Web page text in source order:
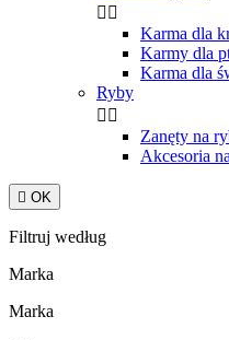
 
Karma dla
Karmy dla
Karma dla
Ryby
 
Zanęty na
Akcesoria
 OK
Filtruj według
Marka
Marka